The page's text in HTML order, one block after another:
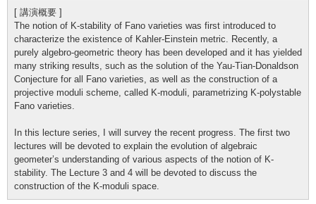
[ 講演概要 ]
The notion of K-stability of Fano varieties was first introduced to
characterize the existence of Kahler-Einstein metric. Recently, a
purely algebro-geometric theory has been developed and it has yielded
many striking results, such as the solution of the Yau-Tian-Donaldson
Conjecture for all Fano varieties, as well as the construction of a
projective moduli scheme, called K-moduli, parametrizing K-polystable
Fano varieties.
In this lecture series, I will survey the recent progress. The first two
lectures will be devoted to explain the evolution of algebraic
geometer’s understanding of various aspects of the notion of K-
stability. The Lecture 3 and 4 will be devoted to discuss the
construction of the K-moduli space.